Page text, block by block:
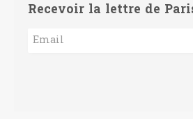
Recevoir la lettre de